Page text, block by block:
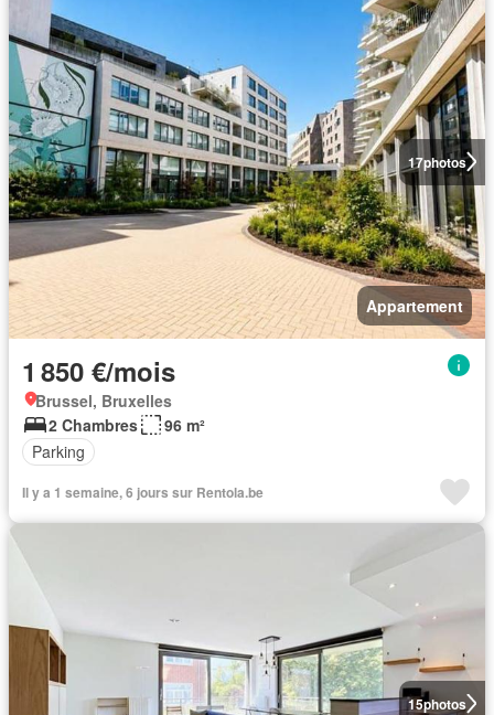
17photos
Appartement
1 850 €/mois
Brussel, Bruxelles
2 Chambres
96 m²
Parking
Il y a 1 semaine, 6 jours sur Rentola.be
15photos